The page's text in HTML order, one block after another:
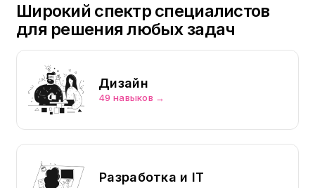
Широкий спектр специалистов
для решения любых задач
Дизайн
49 навыков →
Разработка и IT